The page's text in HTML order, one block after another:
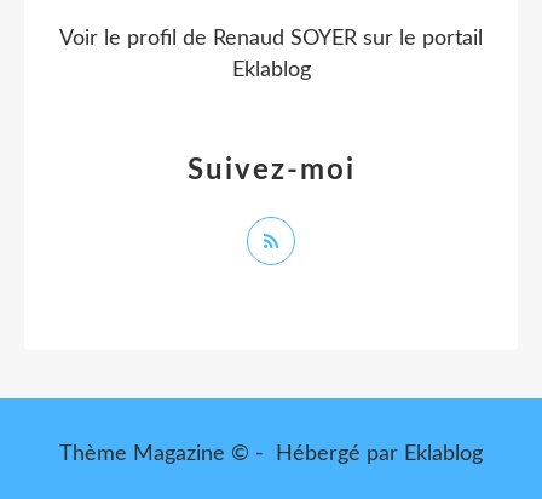
Suivez-moi
Voir le profil de Renaud SOYER sur le portail
Eklablog
Thème Magazine © - Hébergé par Eklablog